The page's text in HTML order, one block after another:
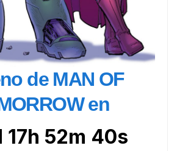
de MAN OF
en
17h 52m 39s